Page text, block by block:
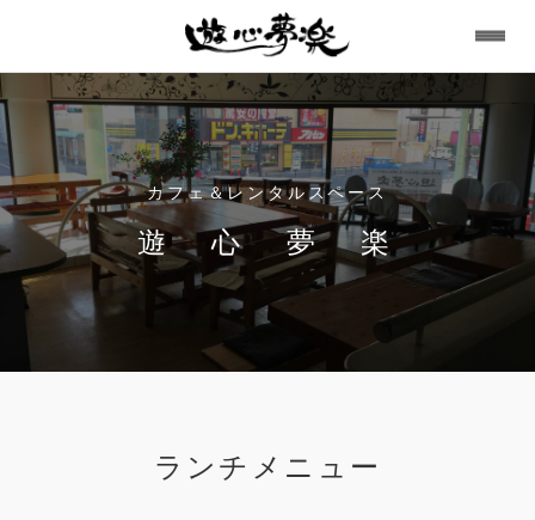
カフェ＆レンタルスペース
遊 心 夢 楽
ランチメニュー